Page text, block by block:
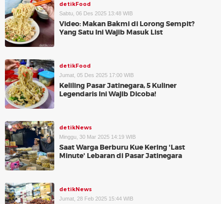
detikFood
Sabtu, 06 Des 2025 13:48 WIB
Video: Makan Bakmi di Lorong Sempit?
Yang Satu Ini Wajib Masuk List
detikFood
Jumat, 05 Des 2025 17:00 WIB
Keliling Pasar Jatinegara, 5 Kuliner
Legendaris Ini Wajib Dicoba!
detikNews
Minggu, 30 Mar 2025 14:19 WIB
Saat Warga Berburu Kue Kering 'Last
Minute' Lebaran di Pasar Jatinegara
detikNews
Jumat, 28 Feb 2025 15:44 WIB